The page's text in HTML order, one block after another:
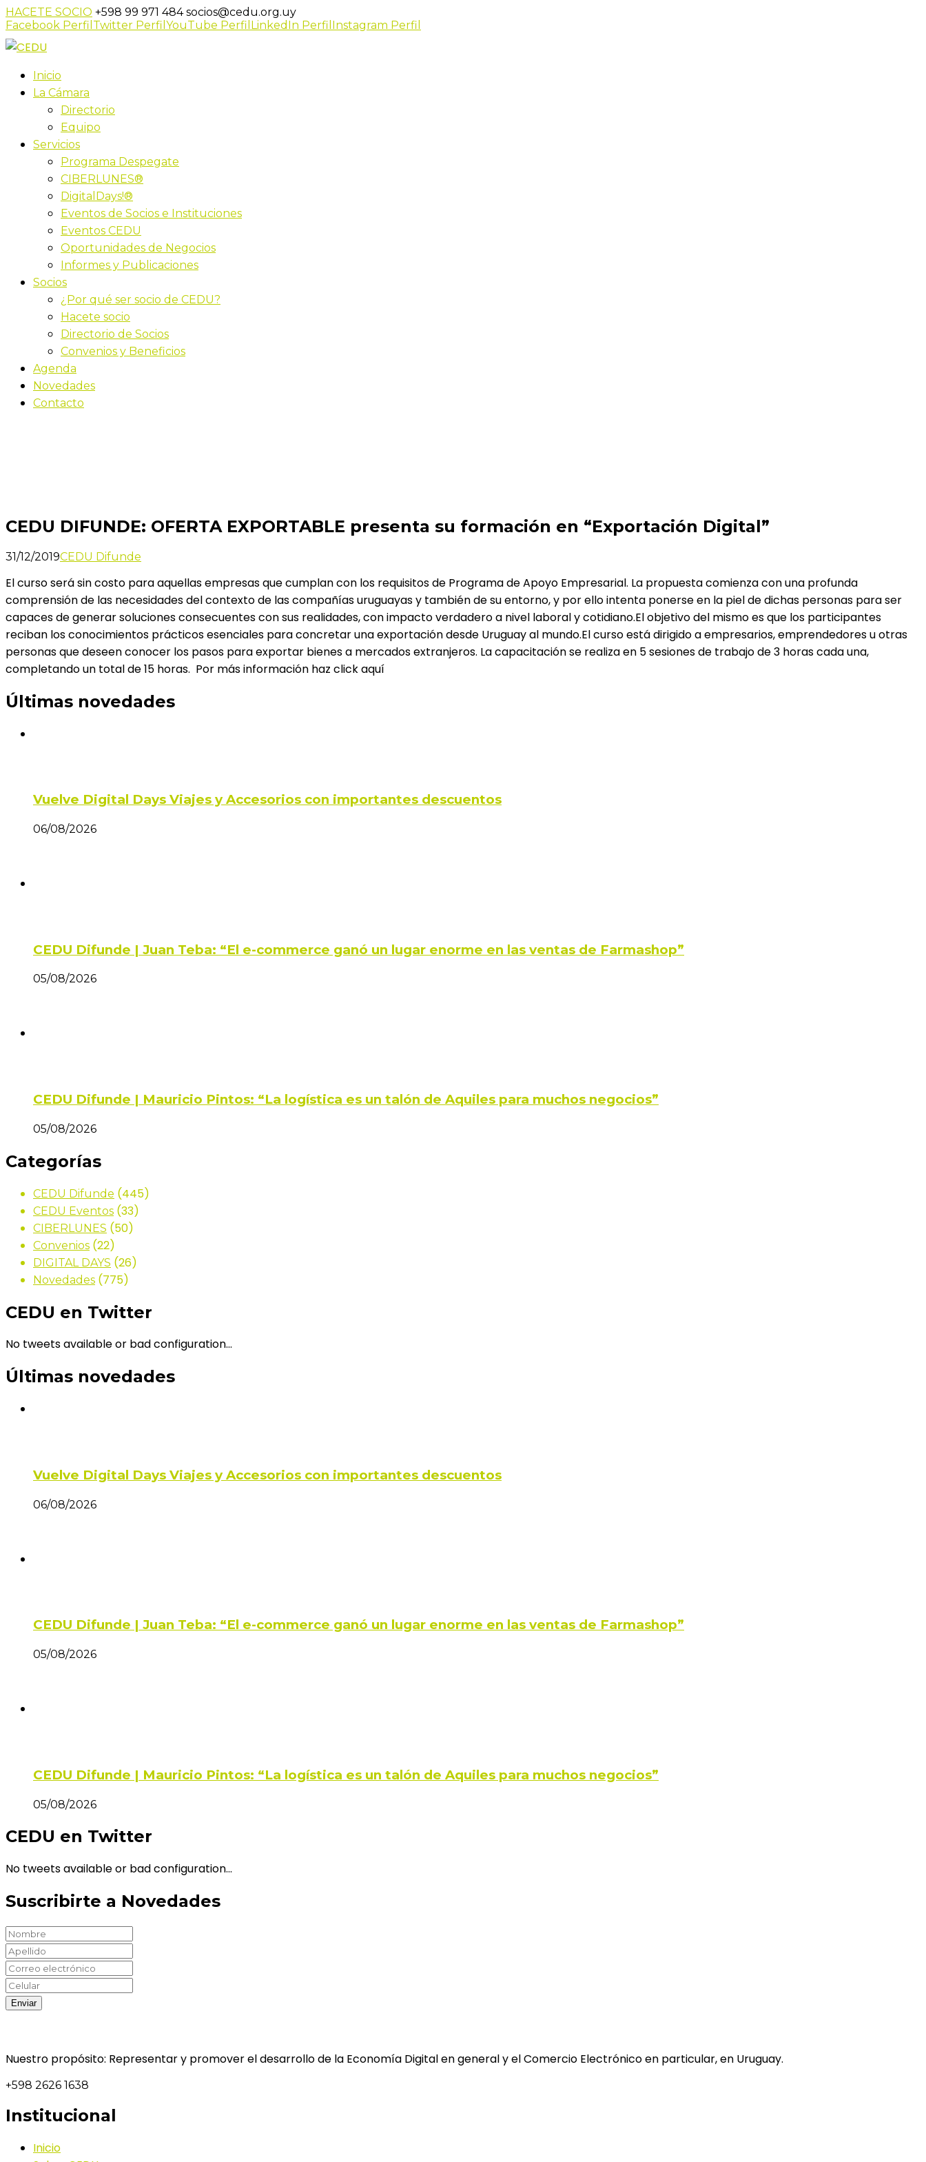
HACETE SOCIO +598 99 971 484socios@cedu.org.uy
Facebook Perfil Twitter Perfil YouTube Perfil LinkedIn Perfil Instagram Perfil
Inicio
La Cámara
Directorio
Equipo
Servicios
Programa Despegate
CIBERLUNES®
DigitalDays!®
Eventos de Socios e Instituciones
Eventos CEDU
Oportunidades de Negocios
Informes y Publicaciones
Socios
¿Por qué ser socio de CEDU?
Hacete socio
Directorio de Socios
Convenios y Beneficios
Agenda
Novedades
Contacto
CEDU DIFUNDE: OFERTA EXPORTABLE presenta su formación en “Exportación Digital”
31/12/2019CEDU Difunde
El curso será sin costo para aquellas empresas que cumplan con los requisitos de Programa de Apoyo Empresarial. La propuesta comienza con una profunda
comprensión de las necesidades del contexto de las compañías uruguayas y también de su entorno, y por ello intenta ponerse en la piel de dichas personas para ser
capaces de generar soluciones consecuentes con sus realidades, con impacto verdadero a nivel laboral y cotidiano.El objetivo del mismo es que los participantes
reciban los conocimientos prácticos esenciales para concretar una exportación desde Uruguay al mundo.El curso está dirigido a empresarios, emprendedores u otras
personas que deseen conocer los pasos para exportar bienes a mercados extranjeros. La capacitación se realiza en 5 sesiones de trabajo de 3 horas cada una,
completando un total de 15 horas. Por más información haz click aquí
Últimas novedades
Vuelve Digital Days Viajes y Accesorios con importantes descuentos
06/08/2026
CEDU Difunde | Juan Teba: “El e-commerce ganó un lugar enorme en las ventas de Farmashop”
05/08/2026
CEDU Difunde | Mauricio Pintos: “La logística es un talón de Aquiles para muchos negocios”
05/08/2026
Categorías
CEDU Difunde (445)
CEDU Eventos (33)
CIBERLUNES (50)
Convenios (22)
DIGITAL DAYS (26)
Novedades (775)
CEDU en Twitter
No tweets available or bad configuration...
Últimas novedades
Vuelve Digital Days Viajes y Accesorios con importantes descuentos
06/08/2026
CEDU Difunde | Juan Teba: “El e-commerce ganó un lugar enorme en las ventas de Farmashop”
05/08/2026
CEDU Difunde | Mauricio Pintos: “La logística es un talón de Aquiles para muchos negocios”
05/08/2026
CEDU en Twitter
No tweets available or bad configuration...
Suscribirte a Novedades
Nuestro propósito: Representar y promover el desarrollo de la Economía Digital en general y el Comercio Electrónico en particular, en Uruguay.
+598 2626 1638
Institucional
Inicio